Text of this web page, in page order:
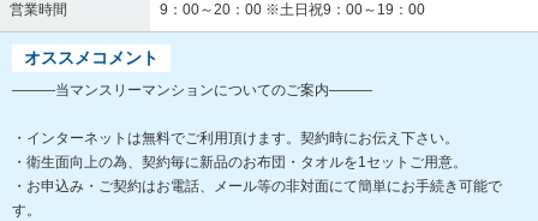
営業時間 9：00～20：00 ※土日祝9：00～19：00
オススメコメント
―――当マンスリーマンションについてのご案内―――
・インターネットは無料でご利用頂けます。契約時にお伝え下さい。
・衛生面向上の為、契約毎に新品のお布団・タオルを1セットご用意。
・お申込み・ご契約はお電話、メール等の非対面にて簡単にお手続き可能で
す。